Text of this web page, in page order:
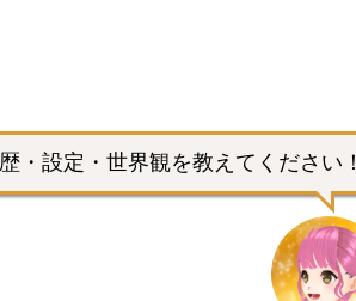
・設定・世界観を教えてください！